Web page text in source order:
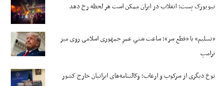
نیویورک پست: انقلاب در ایران ممکن است هر لحظه رخ دهد
«تسلیم» یا «قطع سر»؛ ساعت شنیِ عمرِ جمهوری اسلامی روی میز
ترامپ
نوع دیگری از سرکوب و ارعاب؛ وکالتنامه‌های ایرانیان خارج کشور